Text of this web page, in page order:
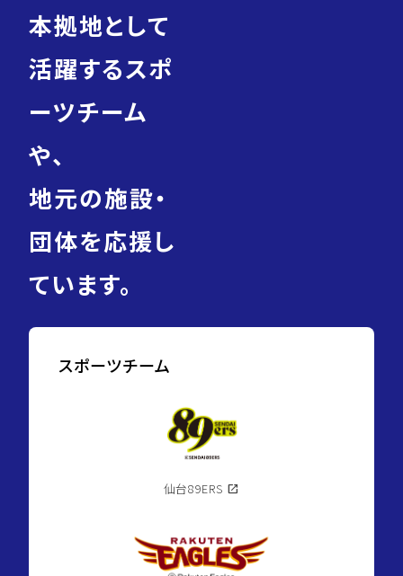
本拠地として
活躍するスポ
ーツチーム
や、
地元の施設・
団体を応援し
ています。
スポーツチーム
仙台89ERS open_in_new